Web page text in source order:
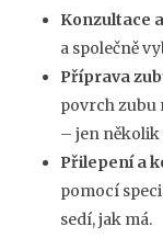
Konzultace
a společně
Příprava
povrch zubu
– jen
Přilepení a
pomocí
sedí, jak má.